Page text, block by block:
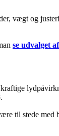
vægt og
se udvalget
til stede med